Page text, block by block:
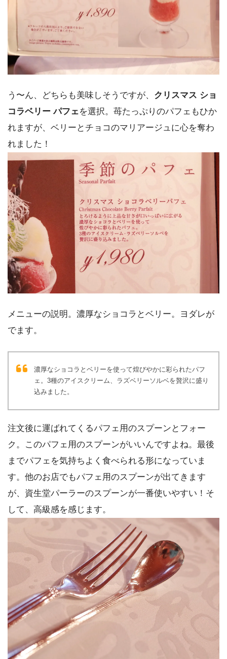
う〜ん、どちらも美味しそうですが、 クリスマス ショ
コラベリー パフェを選択。苺たっぷりのパフェもひか
れますが、ベリーとチョコのマリアージュに心を奪わ
れました！
メニューの説明。濃厚なショコラとベリー。ヨダレが
でます。
濃厚なショコラとベリーを使って煌びやかに彩られたパフ
ェ。3種のアイスクリーム、ラズベリーソルベを贅沢に盛り
込みました。
注文後に運ばれてくるパフェ用のスプーンとフォー
ク。このパフェ用のスプーンがいいんですよね。最後
までパフェを気持ちよく食べられる形になっていま
す。他のお店でもパフェ用のスプーンが出てきます
が、資生堂パーラーのスプーンが一番使いやすい！そ
して、高級感を感じます。